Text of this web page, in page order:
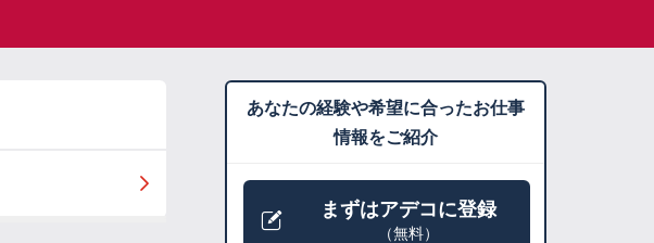
あなたの経験や希望に合ったお仕事
情報をご紹介
まずはアデコに登録
（無料）